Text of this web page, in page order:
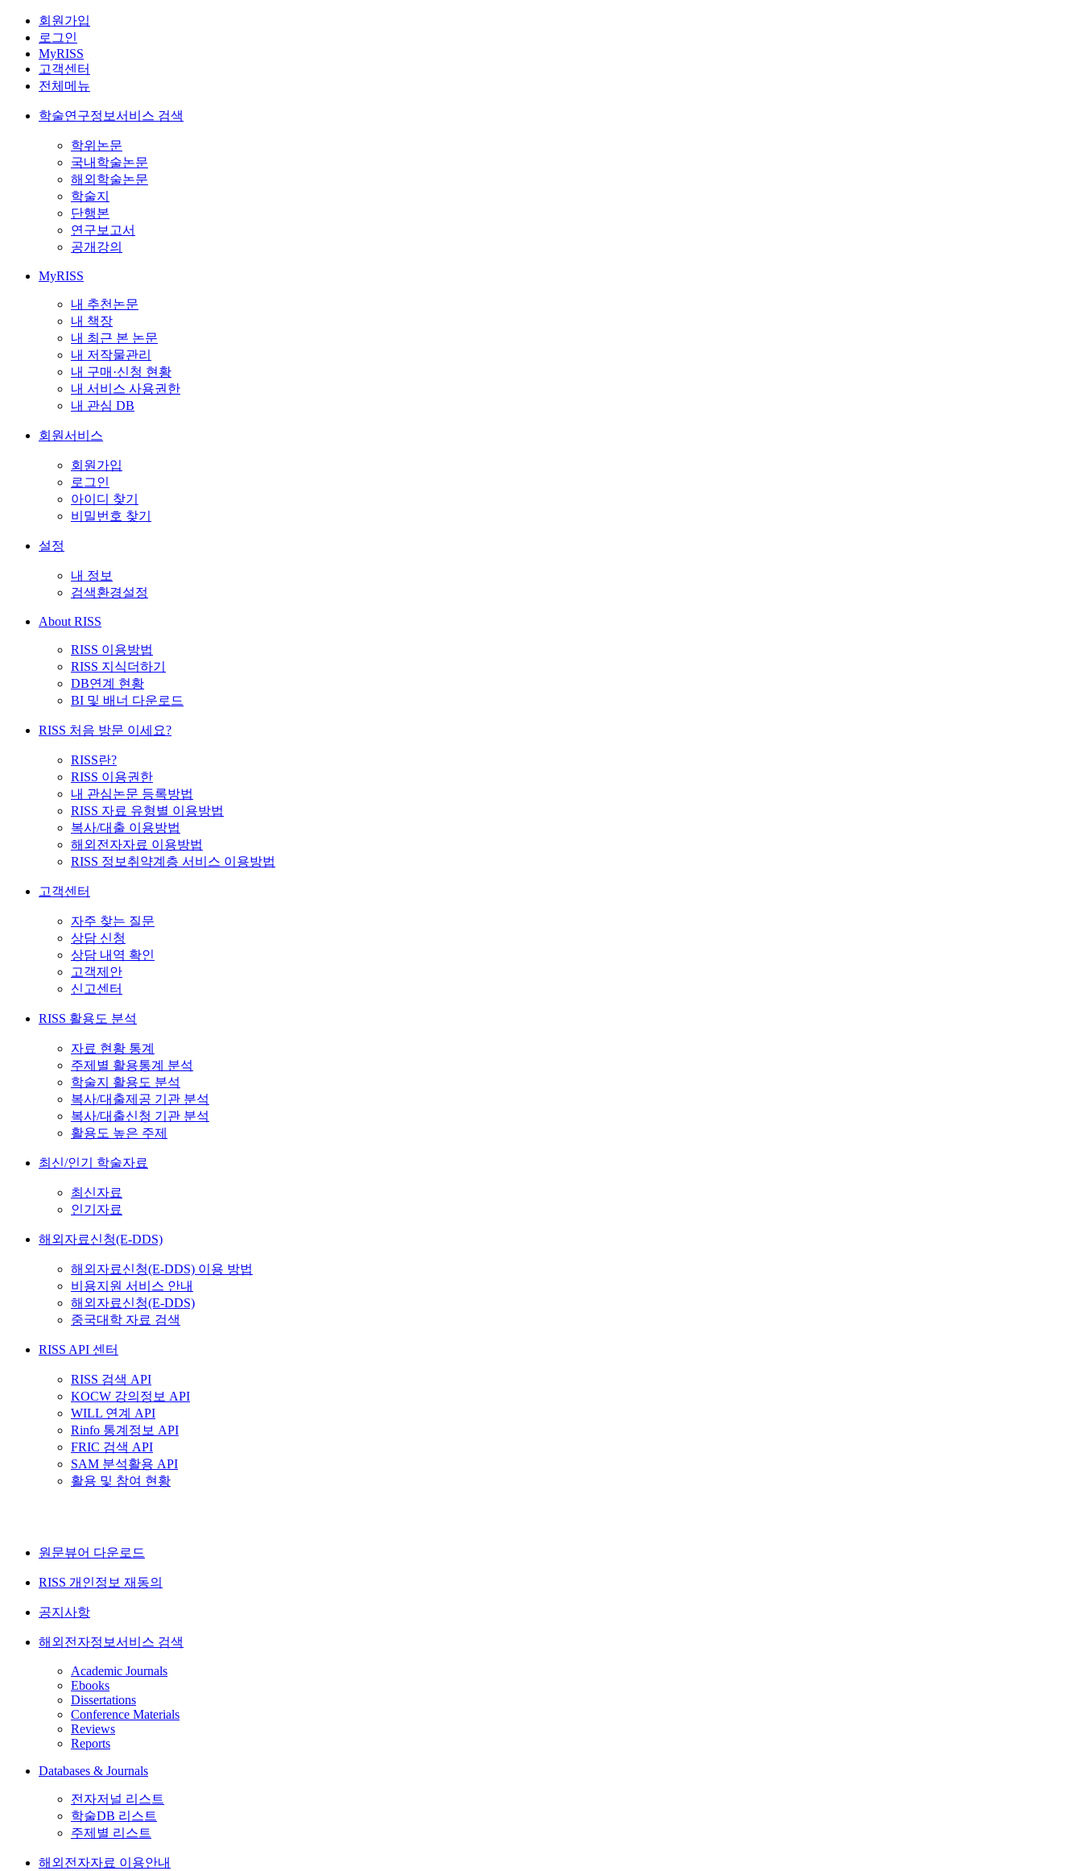
회원가입
로그인
MyRISS
고객센터
전체메뉴
학술연구정보서비스 검색
학위논문
국내학술논문
해외학술논문
학술지
단행본
연구보고서
공개강의
MyRISS
내 추천논문
내 책장
내 최근 본 논문
내 저작물관리
내 구매·신청 현황
내 서비스 사용권한
내 관심 DB
회원서비스
회원가입
로그인
아이디 찾기
비밀번호 찾기
설정
내 정보
검색환경설정
About RISS
RISS 이용방법
RISS 지식더하기
DB연계 현황
BI 및 배너 다운로드
RISS 처음 방문 이세요?
RISS란?
RISS 이용권한
내 관심논문 등록방법
RISS 자료 유형별 이용방법
복사/대출 이용방법
해외전자자료 이용방법
RISS 정보취약계층 서비스 이용방법
고객센터
자주 찾는 질문
상담 신청
상담 내역 확인
고객제안
신고센터
RISS 활용도 분석
자료 현황 통계
주제별 활용통계 분석
학술지 활용도 분석
복사/대출제공 기관 분석
복사/대출신청 기관 분석
활용도 높은 주제
최신/인기 학술자료
최신자료
인기자료
해외자료신청(E-DDS)
해외자료신청(E-DDS) 이용 방법
비용지원 서비스 안내
해외자료신청(E-DDS)
중국대학 자료 검색
RISS API 센터
RISS 검색 API
KOCW 강의정보 API
WILL 연계 API
Rinfo 통계정보 API
FRIC 검색 API
SAM 분석활용 API
활용 및 참여 현황
원문뷰어 다운로드
RISS 개인정보 재동의
공지사항
해외전자정보서비스 검색
Academic Journals
Ebooks
Dissertations
Conference Materials
Reviews
Reports
Databases & Journals
전자저널 리스트
학술DB 리스트
주제별 리스트
해외전자자료 이용안내